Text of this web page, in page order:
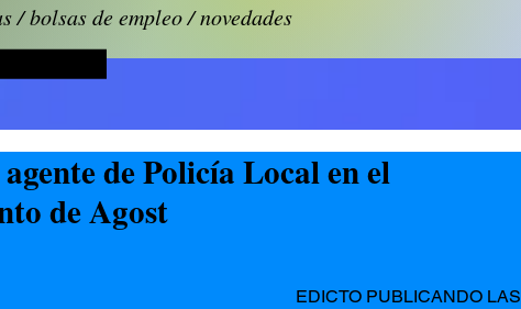
/ bolsas de empleo / novedades
de Policía Local en el
de Agost
EDICTO PUBLICANDO LAS